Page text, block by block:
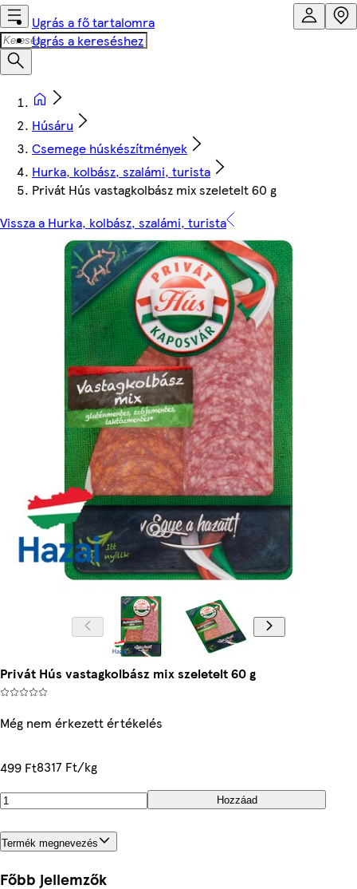
Ugrás a fő tartalomra
Ugrás a kereséshez
Húsáru
Csemege húskészítmények
Hurka, kolbász, szalámi, turista
Privát Hús vastagkolbász mix szeletelt 60 g
Vissza a Hurka, kolbász, szalámi, turista
Privát Hús vastagkolbász mix szeletelt 60 g
Még nem érkezett értékelés
499 Ft8317 Ft/kg
Hozzáad
Termék megnevezés
Főbb jellemzők